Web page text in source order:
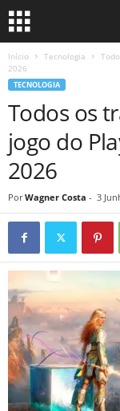
Início Tecnologia
2026
TECNOLOGIA
Todos os
jogo do
2026
Por Wagner Costa - 3